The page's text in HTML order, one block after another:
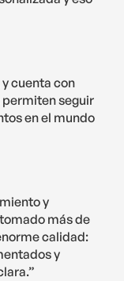
cuenta con
permiten seguir
en el mundo
y
más de
calidad:
y